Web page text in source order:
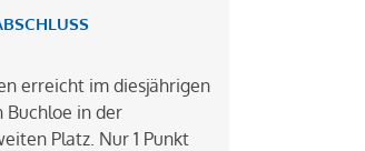
erreicht im diesjährigen
Buchloe in der
Platz. Nur 1 Punkt